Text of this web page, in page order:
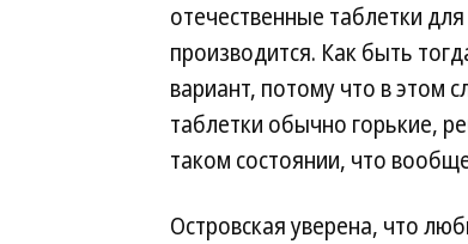
отечественные таблетки
производится. Как быть
вариант, потому что в этом
таблетки обычно горькие,
таком состоянии, что
Островская уверена, что